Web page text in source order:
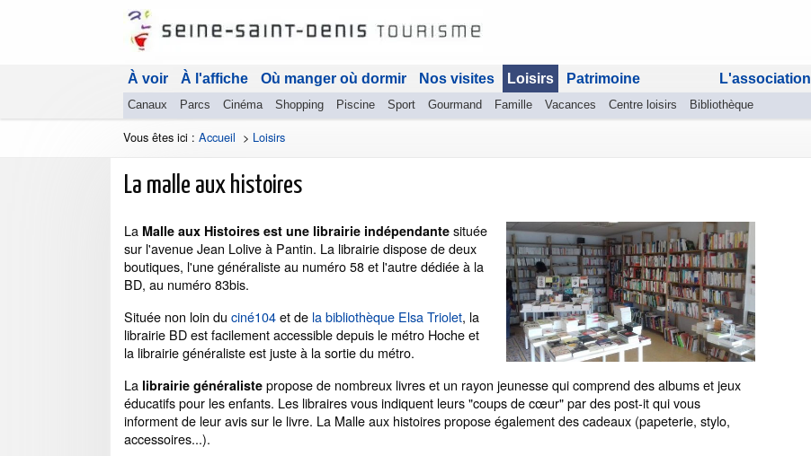
À voir À l'affiche Où manger où dormir Nos visites Loisirs
Canaux Parcs Cinéma Shopping Piscine Sport Gourmand Famille Vacances Centre loisirs Bibliothèque
Patrimoine L'association
Vous êtes ici : Accueil > Loisirs
La malle aux histoires
La Malle aux Histoires est une librairie indépendante située
sur l'avenue Jean Lolive à Pantin. La librairie dispose de deux
boutiques, l'une généraliste au numéro 58 et l'autre dédiée à la
BD, au numéro 83bis.
Située non loin du ciné104et de la bibliothèque Elsa Triolet, la
librairie BD est facilement accessible depuis le métro Hoche et
la librairie généraliste est juste à la sortie du métro.
La librairie généraliste propose de nombreux livres et un rayon jeunesse qui comprend des albums et jeux
éducatifs pour les enfants. Les libraires vous indiquent leurs "coups de cœur" par des post-it qui vous
informent de leur avis sur le livre. La Malle aux histoires propose également des cadeaux (papeterie, stylo,
accessoires...).